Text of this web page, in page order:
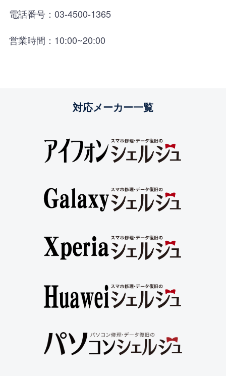
電話番号：03-4500-1365
営業時間：10:00~20:00
対応メーカー一覧